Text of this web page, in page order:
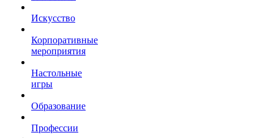
Искусство
Корпоративные
мероприятия
Настольные
игры
Образование
Профессии